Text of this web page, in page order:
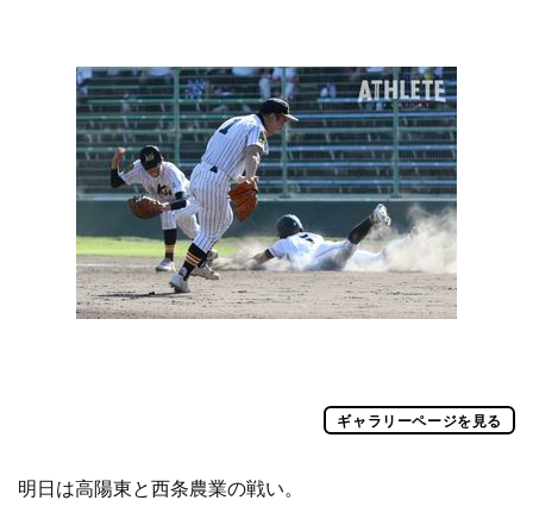
ギャラリーページを見る
明日は高陽東と西条農業の戦い。